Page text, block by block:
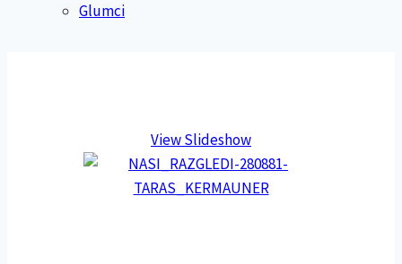
Glumci
View Slideshow